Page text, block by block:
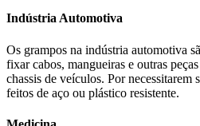
Indústria Automotiva
Os grampos na indústria automotiva
fixar cabos, mangueiras e outras
chassis de veículos. Por necessitarem
feitos de aço ou plástico resistente.